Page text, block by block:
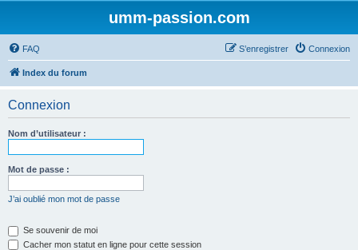
umm-passion.com
FAQ Connexion
S’enregistrer
Index du forum
Connexion
Nom d’utilisateur :
Mot de passe :
J’ai oublié mon mot de passe
Se souvenir de moi
Cacher mon statut en ligne pour cette session